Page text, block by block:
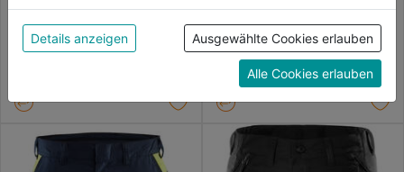
0.0 (0)
0.0
von
67,99€
0.0 (0)
0.0
von
Sternen.
67,99€
der Verwendung aller Cookies zu. Unter "Details
anzeigen" findest du alle Infos zu den
unterschiedlichen Cookies, unter "Cookies
Konfigurieren" kannst du auswählen, welche Cookies
du zulassen möchtest und welche nicht.
Datenschutzerklärung
Details anzeigen Ausgewählte Cookies erlauben
Alle Cookies erlauben